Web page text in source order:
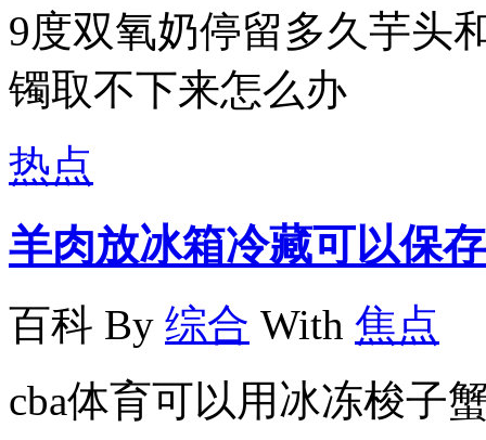
9度双氧奶停留多久芋头
镯取不下来怎么办
热点
羊肉放冰箱冷藏可以保
百科 By 综合 With 焦点
cba体育可以用冰冻梭子